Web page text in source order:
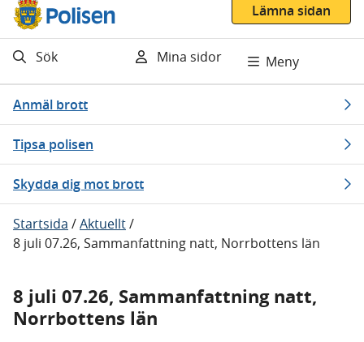
Lämna sidan
Sök Mina sidor Meny
Anmäl brott
Tipsa polisen
Skydda dig mot brott
Startsida /Aktuellt/
8 juli 07.26, Sammanfattning natt, Norrbottens län
8 juli 07.26, Sammanfattning natt,
Norrbottens län